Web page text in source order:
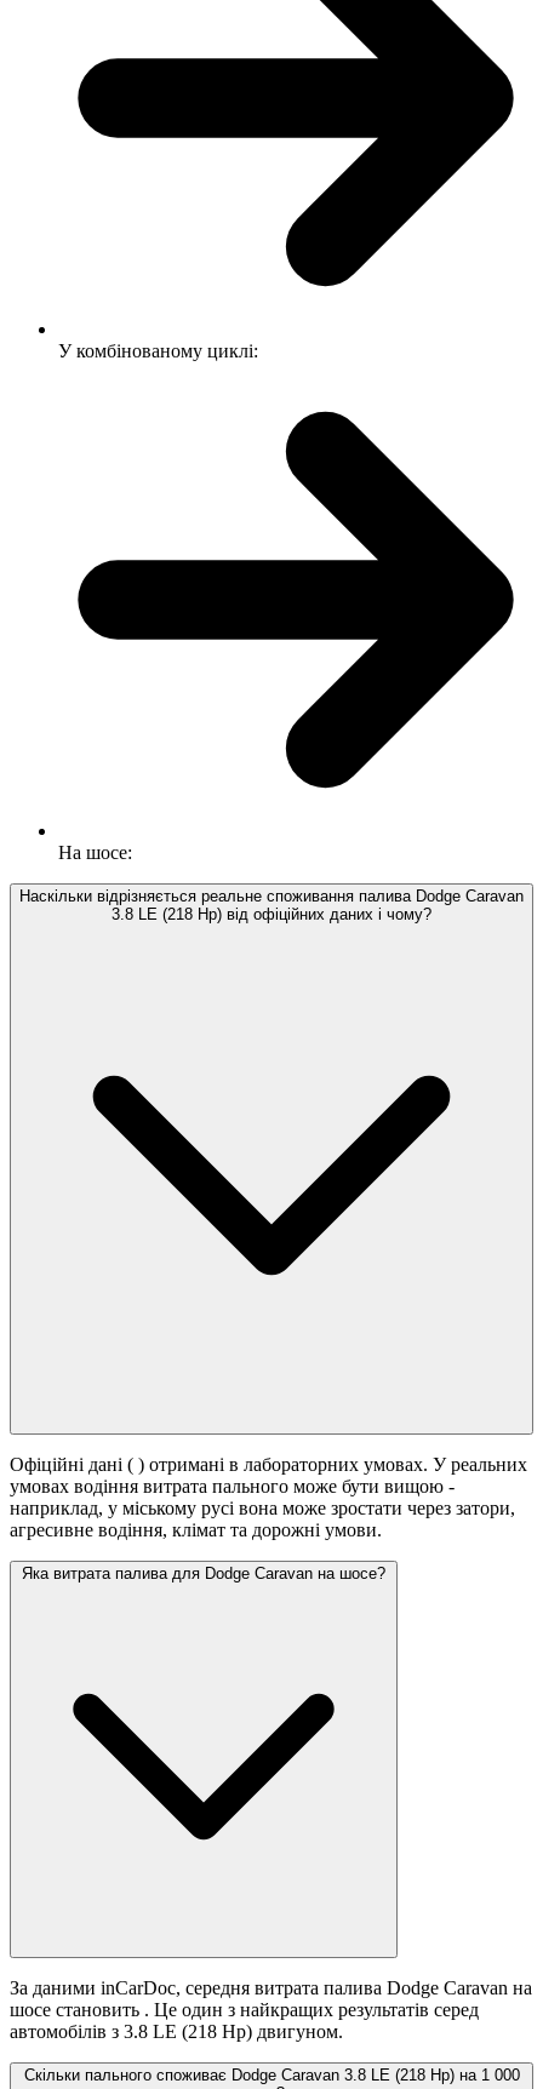
У комбінованому циклі:
На шосе:
Наскільки відрізняється реальне споживання палива Dodge Caravan
3.8 LE (218 Hp) від офіційних даних і чому?
Офіційні дані ( ) отримані в лабораторних умовах. У реальних
умовах водіння витрата пального може бути вищою -
наприклад, у міському русі вона може зростати через затори,
агресивне водіння, клімат та дорожні умови.
Яка витрата палива для Dodge Caravan на шосе?
За даними inCarDoc, середня витрата палива Dodge Caravan на
шосе становить . Це один з найкращих результатів серед
автомобілів з 3.8 LE (218 Hp) двигуном.
Скільки пального споживає Dodge Caravan 3.8 LE (218 Hp) на 1 000